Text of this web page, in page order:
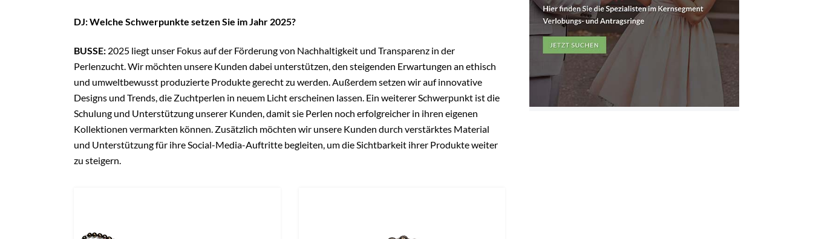
DJ: Welche Schwerpunkte setzen Sie im Jahr 2025?
BUSSE: 2025 liegt unser Fokus auf der Förderung von Nachhaltigkeit und Transparenz in der
Perlenzucht. Wir möchten unsere Kunden dabei unterstützen, den steigenden Erwartungen an ethisch
und umweltbewusst produzierte Produkte gerecht zu werden. Außerdem setzen wir auf innovative
Designs und Trends, die Zuchtperlen in neuem Licht erscheinen lassen. Ein weiterer Schwerpunkt ist die
Schulung und Unterstützung unserer Kunden, damit sie Perlen noch erfolgreicher in ihren eigenen
Kollektionen vermarkten können. Zusätzlich möchten wir unsere Kunden durch verstärktes Material
und Unterstützung für ihre Social-Media-Auftritte begleiten, um die Sichtbarkeit ihrer Produkte weiter
zu steigern.